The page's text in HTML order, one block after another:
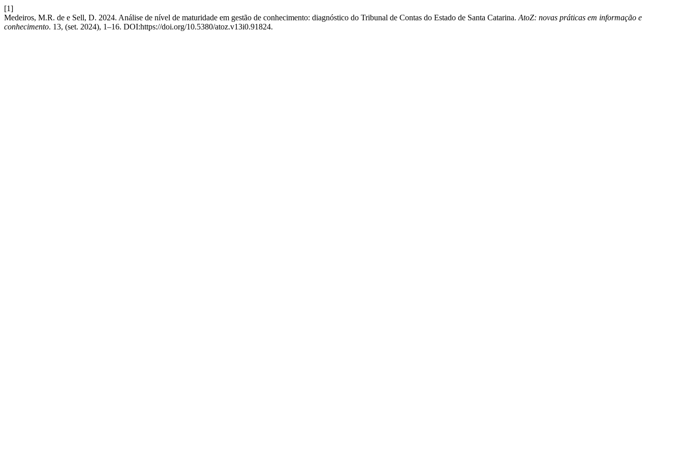
[1]
Medeiros, M.R. de e Sell, D. 2024. Análise de nível de maturidade em gestão de conhecimento: diagnóstico do Tribunal de Contas do Estado de Santa Catarina. AtoZ: novas práticas em informação e
conhecimento. 13, (set. 2024), 1–16. DOI:https://doi.org/10.5380/atoz.v13i0.91824.